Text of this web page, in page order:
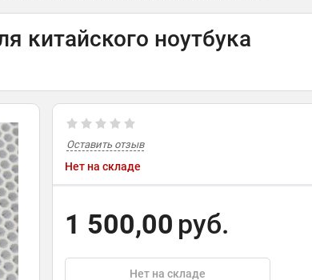
китайского ноутбука
Оставить отзыв
Нет на складе
1 500,00 руб.
Нет на складе